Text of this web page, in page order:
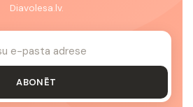
Diavolesa.lv.
ABONĒT